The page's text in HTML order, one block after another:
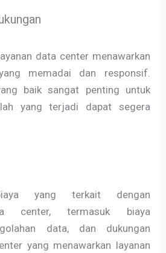
data center menawarkan
memadai dan responsif.
baik sangat penting untuk
yang terjadi dapat segera
yang terkait dengan
center, termasuk biaya
data, dan dukungan
yang menawarkan layanan